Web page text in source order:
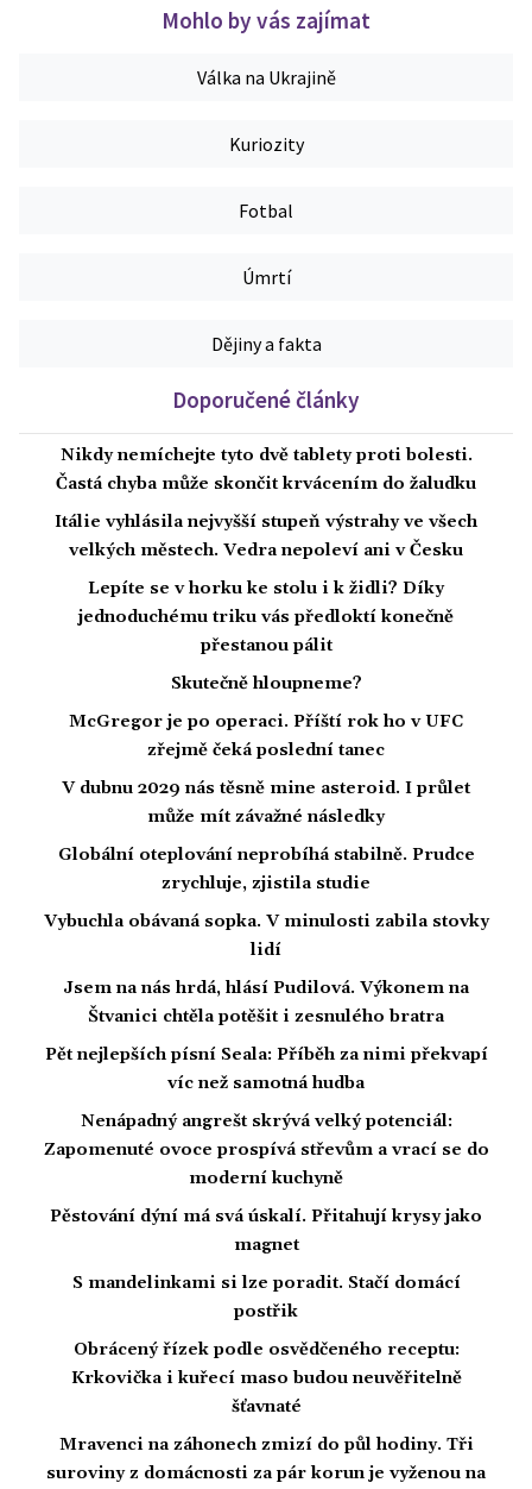
Mohlo by vás zajímat
Válka na Ukrajině
Kuriozity
Fotbal
Úmrtí
Dějiny a fakta
Doporučené články
Nikdy nemíchejte tyto dvě tablety proti bolesti.
Častá chyba může skončit krvácením do žaludku
Itálie vyhlásila nejvyšší stupeň výstrahy ve všech
velkých městech. Vedra nepoleví ani v Česku
Lepíte se v horku ke stolu i k židli? Díky
jednoduchému triku vás předloktí konečně
přestanou pálit
Skutečně hloupneme?
McGregor je po operaci. Příští rok ho v UFC
zřejmě čeká poslední tanec
V dubnu 2029 nás těsně mine asteroid. I průlet
může mít závažné následky
Globální oteplování neprobíhá stabilně. Prudce
zrychluje, zjistila studie
Vybuchla obávaná sopka. V minulosti zabila stovky
lidí
Jsem na nás hrdá, hlásí Pudilová. Výkonem na
Štvanici chtěla potěšit i zesnulého bratra
Pět nejlepších písní Seala: Příběh za nimi překvapí
víc než samotná hudba
Nenápadný angrešt skrývá velký potenciál:
Zapomenuté ovoce prospívá střevům a vrací se do
moderní kuchyně
Pěstování dýní má svá úskalí. Přitahují krysy jako
magnet
S mandelinkami si lze poradit. Stačí domácí
postřik
Obrácený řízek podle osvědčeného receptu:
Krkovička i kuřecí maso budou neuvěřitelně
šťavnaté
Mravenci na záhonech zmizí do půl hodiny. Tři
suroviny z domácnosti za pár korun je vyženou na